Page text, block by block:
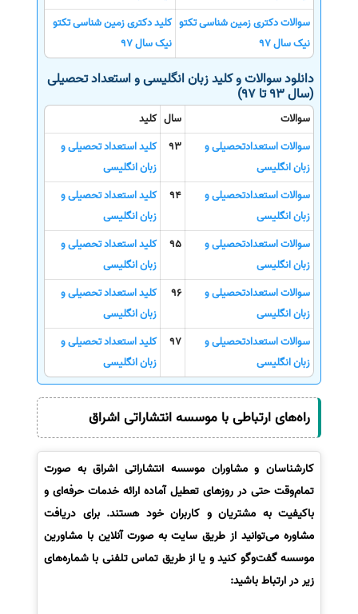
سوالات دکتری زمین شناسی تکتو
نیک سال 97
کلید دکتری زمین شناسی تکتو
نیک سال 97
دانلود سوالات و کلید زبان انگلیسی و استعداد تحصیلی
(سال 93 تا 97)
سوالات سال کلید
سوالات استعدادتحصیلی و
زبان انگلیسی
93
کلید استعداد تحصیلی و
زبان انگلیسی
سوالات استعدادتحصیلی و
زبان انگلیسی
94
کلید استعداد تحصیلی و
زبان انگلیسی
سوالات استعدادتحصیلی و
زبان انگلیسی
95
کلید استعداد تحصیلی و
زبان انگلیسی
سوالات استعدادتحصیلی و
زبان انگلیسی
96
کلید استعداد تحصیلی و
زبان انگلیسی
سوالات استعدادتحصیلی و
زبان انگلیسی
97
کلید استعداد تحصیلی و
زبان انگلیسی
راه‌های ارتباطی با موسسه انتشاراتی اشراق
کارشناسان و مشاوران موسسه انتشاراتی اشراق به صورت
تمام‌وقت حتی در روزهای تعطیل آماده ارائه خدمات حرفه‌ای و
باکیفیت به مشتریان و کاربران خود هستند. برای دریافت
مشاوره می‌توانید از طریق سایت به صورت آنلاین با مشاورین
موسسه گفت‌وگو کنید و یا از طریق تماس تلفنی با شماره‌های
زیر در ارتباط باشید: